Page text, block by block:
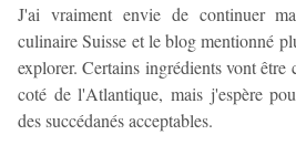
J'ai vraiment envie de continuer
culinaire Suisse et le blog mentionné
explorer. Certains ingrédients vont être
coté de l'Atlantique, mais j'espère
des succédanés acceptables.